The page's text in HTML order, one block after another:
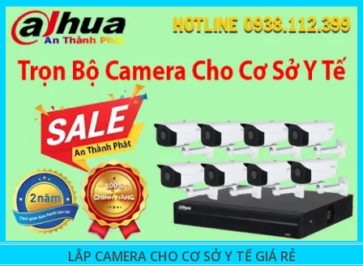
LẮP CAMERA CHO CƠ SỞ Y TẾ GIÁ RẺ